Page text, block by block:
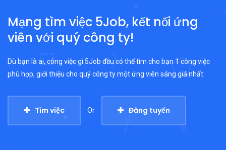
Mạng tìm việc 5Job, kết nối ứng
viên với quý công ty!
Dù bạn là ai, công việc gì 5Job đều có thể tìm cho bạn 1 công việc
phù hợp, giới thiệu cho quý công ty một ứng viên sáng giá nhất.
Tìm việc Or Đăng tuyển